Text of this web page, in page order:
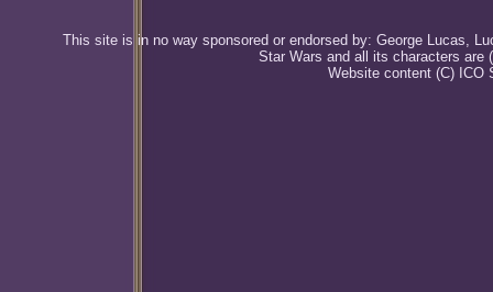
This site is in no way sponsored or endorsed by: George Lucas,
Star Wars and all its characters are
Website content (C) ICO